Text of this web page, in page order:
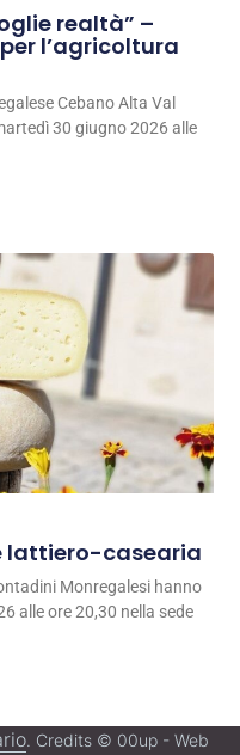
realtà” –
l’agricoltura
Cebano Alta Val
30 giugno 2026 alle
lattiero-casearia
Monregalesi hanno
alle ore 20,30 nella sede
. Credits © 00up - Web